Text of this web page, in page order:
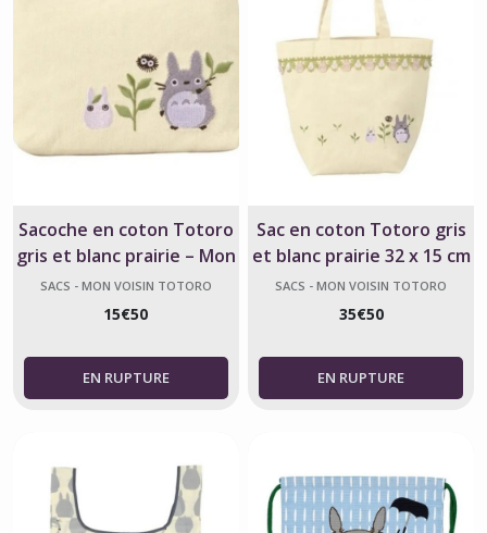
Sacoche en coton Totoro
gris et blanc prairie – Mon
voisin Totoro
SACS - MON VOISIN TOTORO
15€50
Sac en coton Totoro gris
et blanc prairie 32 x 15 cm
– Mon voisin Totoro
SACS - MON VOISIN TOTORO
35€50